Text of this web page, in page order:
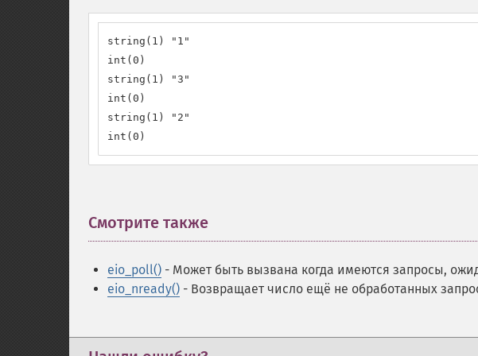
string(1) "1"
int(0)
string(1) "3"
int(0)
string(1) "2"
int(0)
Смотрите также
eio_poll() - Может быть вызвана когда имеются запросы,
eio_nready() - Возвращает число ещё не обработанных